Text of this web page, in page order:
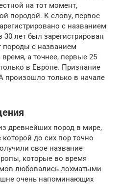
на тот момент,
породой. К слову, первое
с названием
30 лет был зарегистрирован
породы с названием
время, а точнее, первые 25
в Европе. Признание
произошло только в начале
древнейших пород в мире,
до сих пор точно
свое название
которые во время
любовались лохматыми
очень напоминающих